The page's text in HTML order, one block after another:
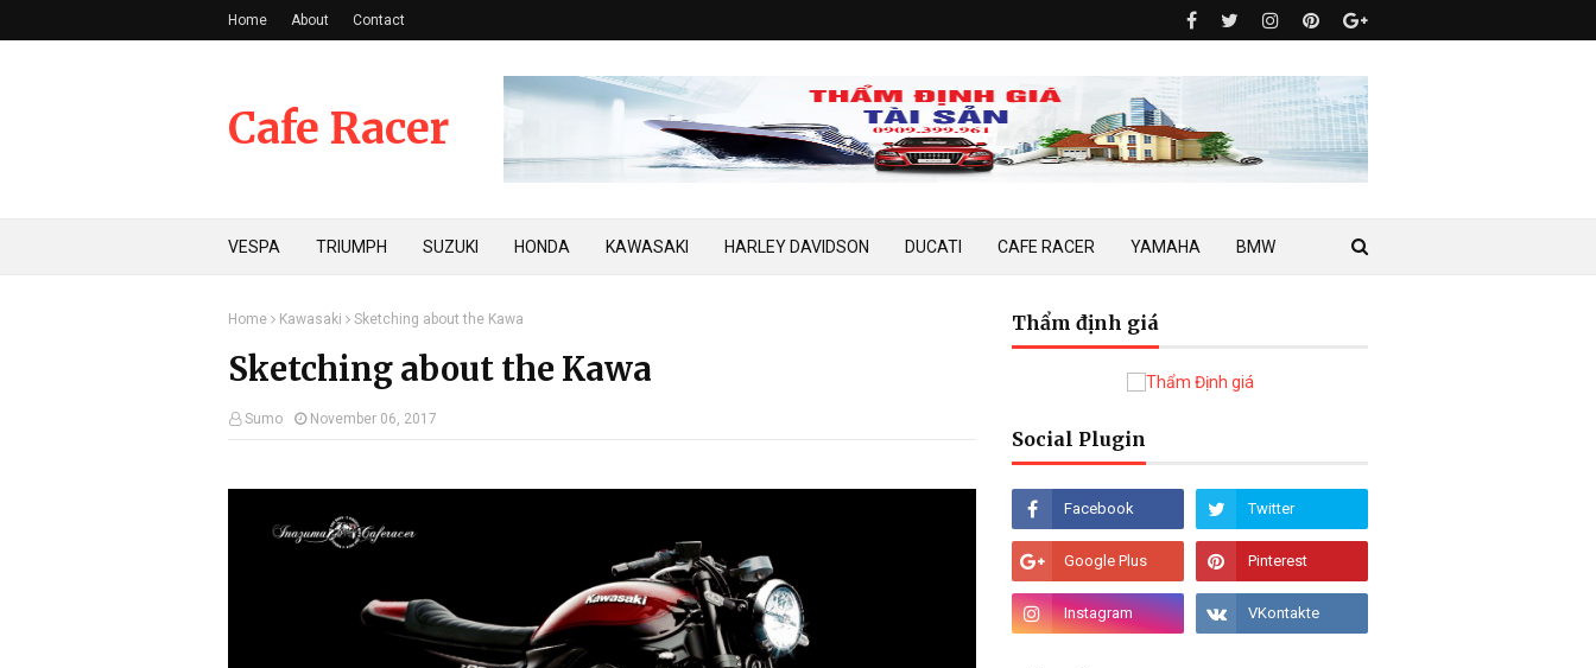
Home About Contact
Cafe Racer
VESPA TRIUMPH SUZUKI HONDA KAWASAKI HARLEY DAVIDSON DUCATI CAFE RACER YAMAHA BMW
Home Kawasaki Sketching about the Kawa
Sketching about the Kawa
Sumo November 06, 2017
Thẩm định giá
Social Plugin